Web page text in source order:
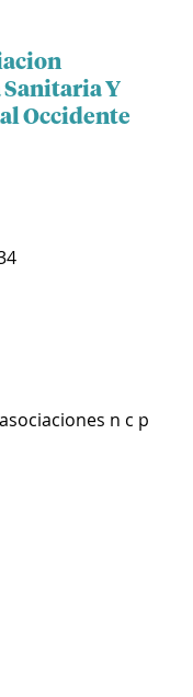
Y
Occidente
n c p